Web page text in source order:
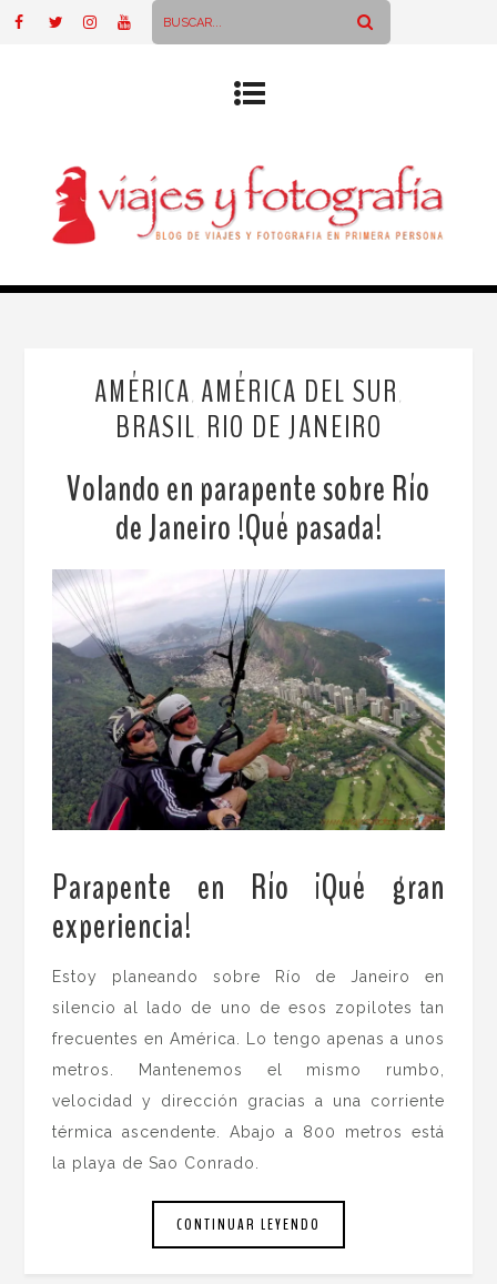
AMÉRICA AMÉRICA DEL SUR
BRASIL RIO DE JANEIRO
Volando en parapente sobre Río
de Janeiro !Qué pasada!
Parapente en Río ¡Qué gran
experiencia!
Estoy planeando sobre Río de Janeiro en
silencio al lado de uno de esos zopilotes tan
frecuentes en América. Lo tengo apenas a unos
metros. Mantenemos el mismo rumbo,
velocidad y dirección gracias a una corriente
térmica ascendente. Abajo a 800 metros está
la playa de Sao Conrado.
CONTINUAR LEYENDO